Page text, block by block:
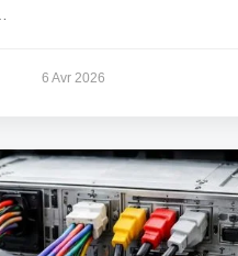
6 Avr 2026